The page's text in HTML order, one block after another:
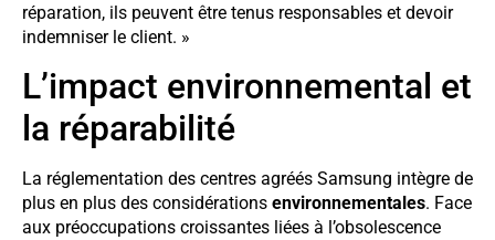
réparation, ils peuvent être tenus responsables et devoir
indemniser le client. »
L’impact environnemental et
la réparabilité
La réglementation des centres agréés Samsung intègre de
plus en plus des considérations environnementales. Face
aux préoccupations croissantes liées à l’obsolescence